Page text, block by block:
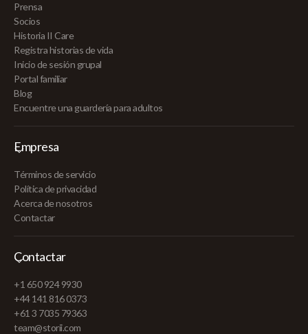
Prensa
Socios
Historia II Care
Registra historias de vida
Inicio de sesión grupal
Portal familiar
Blog
Encuentre una guardería para adultos
Empresa
Términos de servicio
Política de privacidad
Acerca de nosotros
Contactar
Contactar
+1 650 924 9930
+44 141 816 0373
+61 3 7035 79363
team@storii.com